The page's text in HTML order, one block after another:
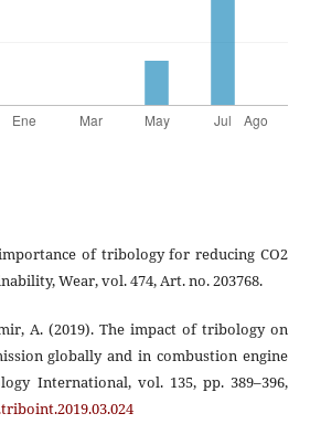
of tribology for reducing CO2
Wear, vol. 474, Art. no. 203768.
A. (2019). The impact of tribology on
globally and in combustion engine
International, vol. 135, pp. 389–396,